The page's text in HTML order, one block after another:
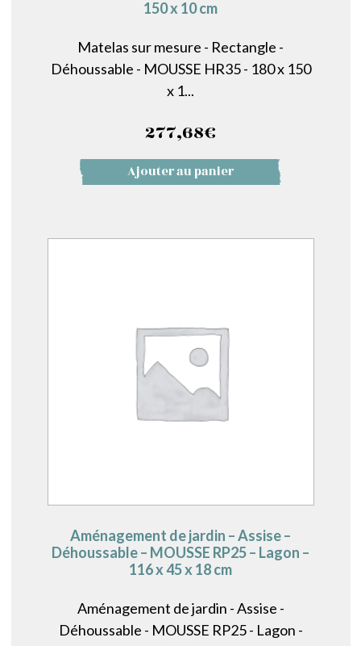
150 x 10 cm
Matelas sur mesure - Rectangle -
Déhoussable - MOUSSE HR35 - 180 x 150
x 1...
277,68€
Ajouter au panier
Aménagement de jardin – Assise –
Déhoussable – MOUSSE RP25 – Lagon –
116 x 45 x 18 cm
Aménagement de jardin - Assise -
Déhoussable - MOUSSE RP25 - Lagon -